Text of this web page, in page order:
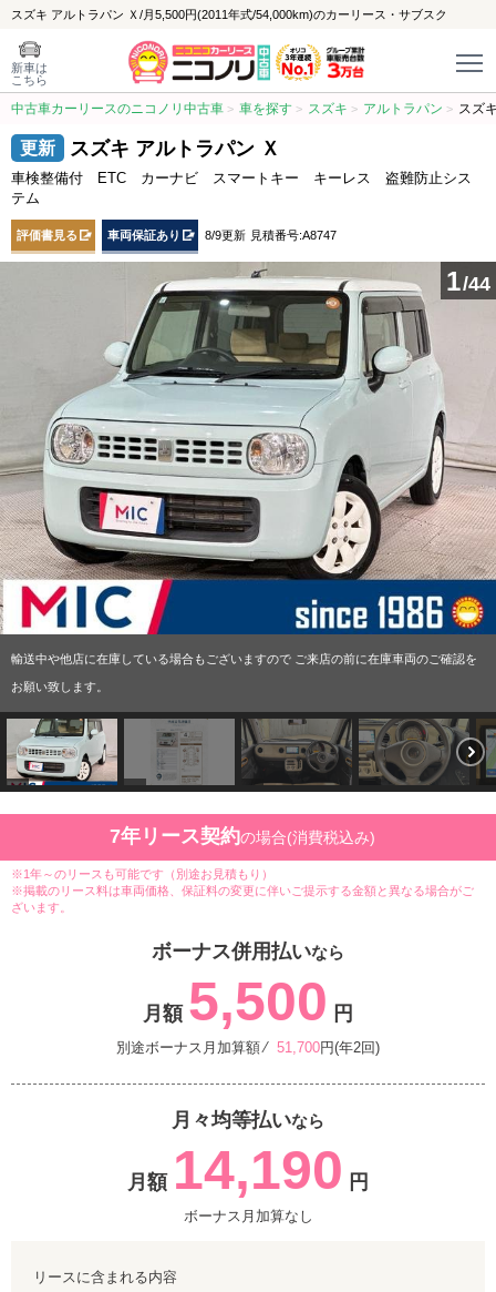
スズキ アルトラパン Ｘ/月5,500円(2011年式/54,000km)のカーリース・サブスク
新車は
こちら
中古車カーリースのニコノリ中古車 車を探す スズキ アルトラパン スズ
スズキ アルトラパン Ｘ
車検整備付 ETC カーナビ スマートキー キーレス 盗難防止シス
テム
評価書見る 車両保証あり 8/9更新 見積番号:A8747
1/44
輸送中や他店に在庫している場合もございますので ご来店の前に在庫車両のご確認を
お願い致します。
7年リース契約の場合(消費税込み)
※1年～のリースも可能です（別途お見積もり）
※掲載のリース料は車両価格、保証料の変更に伴いご提示する金額と異なる場合がご
ざいます。
ボーナス併用払いなら
月額 5,500 円
別途ボーナス月加算額 ⁄ 51,700円(年2回)
月々均等払いなら
月額 14,190 円
ボーナス月加算なし
リースに含まれる内容